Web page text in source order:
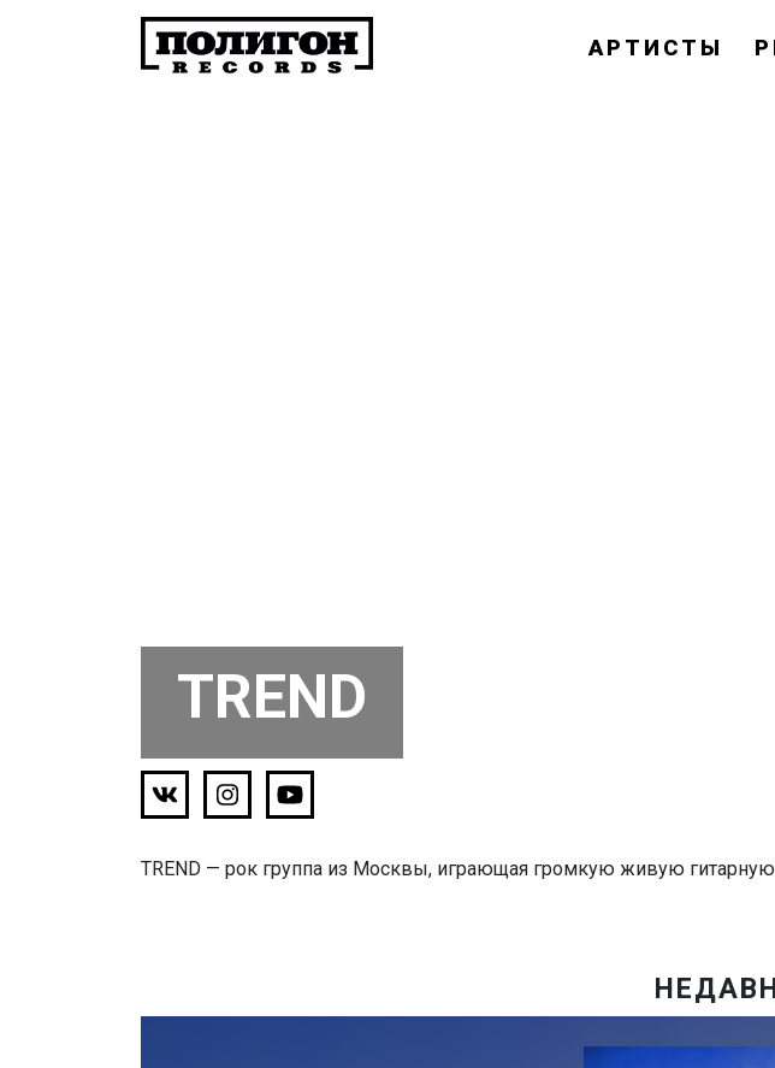
АРТИСТЫ
TREND
TREND — рок группа из Москвы, играющая громкую живую